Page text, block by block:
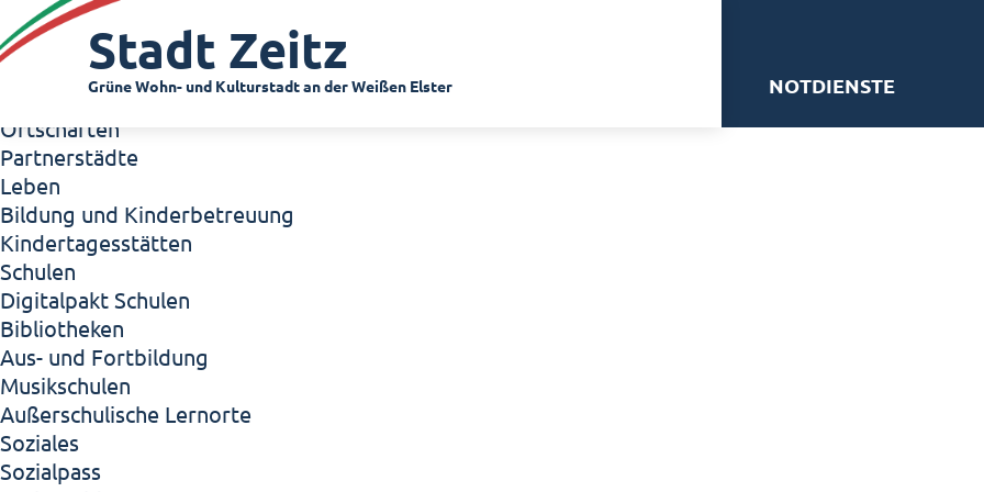
Zeitz - Die Kleinstadt
Willkommen in Zeitz!
Interview mit Oberbürgermeister Christian Thieme
Zeitz - Stadt der Zukunft
Ortschaften
Partnerstädte
Leben
Bildung und Kinderbetreuung
Kindertagesstätten
Schulen
Digitalpakt Schulen
Bibliotheken
Aus- und Fortbildung
Musikschulen
Außerschulische Lernorte
Soziales
Sozialpass
Stadt Zeitz
Grüne Wohn- und Kulturstadt an der Weißen Elster NOTDIENSTE